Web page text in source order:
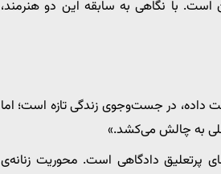
است. با نگاهی به سابقه این دو هنرمند،
در جست‌وجوی زندگی تازه است؛ اما
به چالش می‌کشد.»
پرتعلیق دادگاهی است. محوریت زنانه‌ی